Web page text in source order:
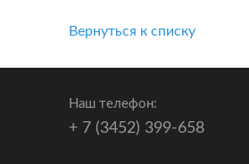
Вернуться к списку
Наш телефон:
+ 7 (3452) 399-658